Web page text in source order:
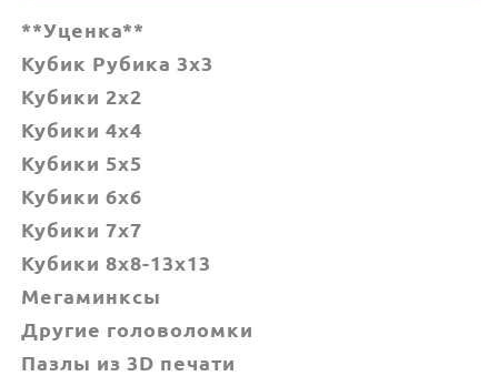
**Уценка**
Кубик Рубика 3x3
Кубики 2x2
Кубики 4x4
Кубики 5x5
Кубики 6х6
Кубики 7х7
Кубики 8x8-13x13
Мегаминксы
Другие головоломки
Пазлы из 3D печати